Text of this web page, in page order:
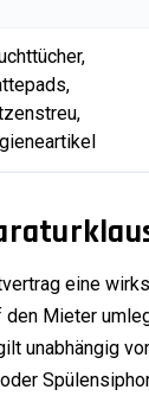
eine
den Mieter
unabhängig